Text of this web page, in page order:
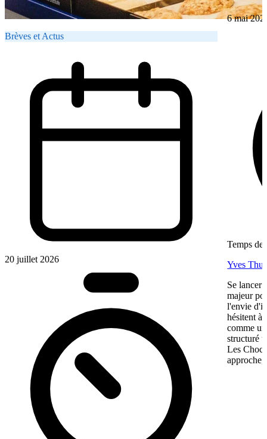
Brèves et Actus
20 juillet 2026
6 mai
Temps de
Yves
Se lancer
majeur
l'envie
hésitent à
comme
structuré
Les
approche,